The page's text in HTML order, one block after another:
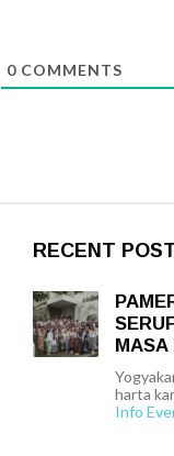
0 COMMENTS
RECENT
MASA
harta
Info